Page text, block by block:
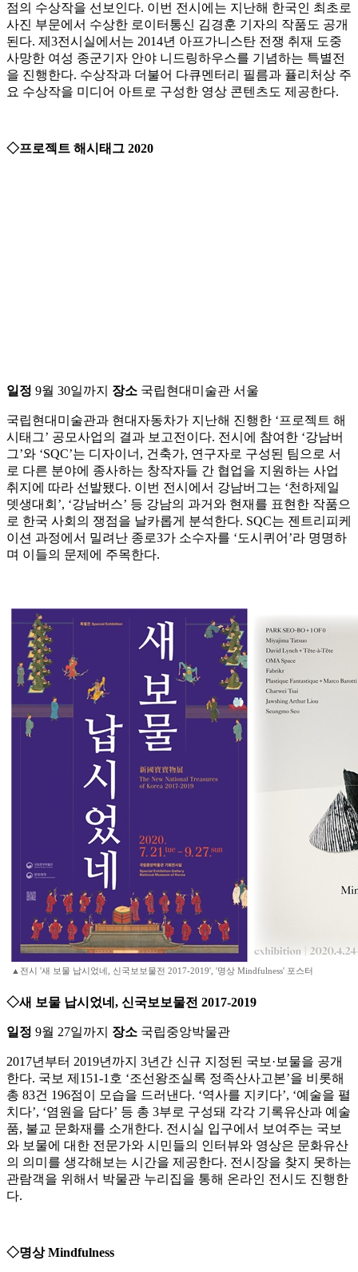
점의 수상작을 선보인다. 이번 전시에는 지난해 한국인 최초로
사진 부문에서 수상한 로이터통신 김경훈 기자의 작품도 공개
된다. 제3전시실에서는 2014년 아프가니스탄 전쟁 취재 도중
사망한 여성 종군기자 안야 니드링하우스를 기념하는 특별전
을 진행한다. 수상작과 더불어 다큐멘터리 필름과 퓰리처상 주
요 수상작을 미디어 아트로 구성한 영상 콘텐츠도 제공한다.
◇프로젝트 해시태그 2020
일정 9월 30일까지 장소 국립현대미술관 서울
국립현대미술관과 현대자동차가 지난해 진행한 ‘프로젝트 해
시태그’ 공모사업의 결과 보고전이다. 전시에 참여한 ‘강남버
그’와 ‘SQC’는 디자이너, 건축가, 연구자로 구성된 팀으로 서
로 다른 분야에 종사하는 창작자들 간 협업을 지원하는 사업
취지에 따라 선발됐다. 이번 전시에서 강남버그는 ‘천하제일
뎃생대회’, ‘강남버스’ 등 강남의 과거와 현재를 표현한 작품으
로 한국 사회의 쟁점을 날카롭게 분석한다. SQC는 젠트리피케
이션 과정에서 밀려난 종로3가 소수자를 ‘도시퀴어’라 명명하
며 이들의 문제에 주목한다.
▲전시 '새 보물 납시었네, 신국보보물전 2017-2019', '명상 Mindfulness' 포스터
◇새 보물 납시었네, 신국보보물전 2017-2019
일정 9월 27일까지 장소 국립중앙박물관
2017년부터 2019년까지 3년간 신규 지정된 국보·보물을 공개
한다. 국보 제151-1호 ‘조선왕조실록 정족산사고본’을 비롯해
총 83건 196점이 모습을 드러낸다. ‘역사를 지키다’, ‘예술을 펼
치다’, ‘염원을 담다’ 등 총 3부로 구성돼 각각 기록유산과 예술
품, 불교 문화재를 소개한다. 전시실 입구에서 보여주는 국보
와 보물에 대한 전문가와 시민들의 인터뷰와 영상은 문화유산
의 의미를 생각해보는 시간을 제공한다. 전시장을 찾지 못하는
관람객을 위해서 박물관 누리집을 통해 온라인 전시도 진행한
다.
◇명상 Mindfulness